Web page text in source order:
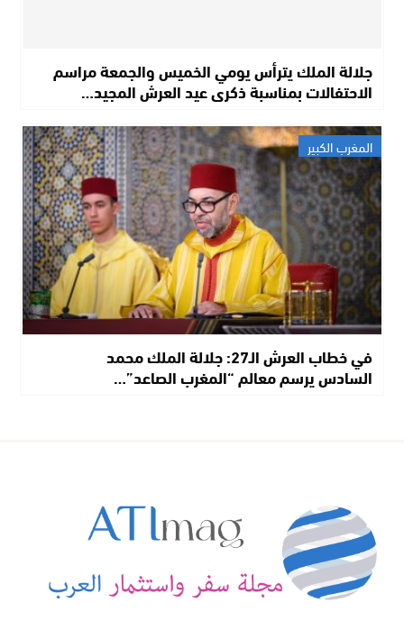
جلالة الملك يترأس يومي الخميس والجمعة مراسم
الاحتفالات بمناسبة ذكرى عيد العرش المجيد…
المغرب الكبير
في خطاب العرش الـ27: جلالة الملك محمد
السادس يرسم معالم “المغرب الصاعد”…